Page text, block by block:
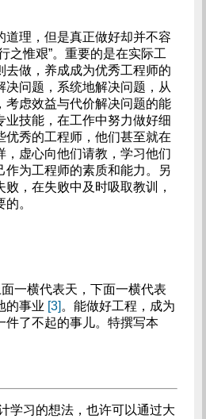
道理，但是真正做好却并不容
之惟艰”。重要的是在实际工
去做，养成成为优秀工程师的
决问题，系统地解决问题，从
考虑效益与代价解决问题的能
业技能，在工作中努力做好细
优秀的工程师，他们甚至就在
，虚心向他们请教，学习他们
作为工程师的素质和能力。另
，在失败中及时吸取教训，
。
一横代表天，下面一横代表
的事业 [3] 。能做好工程，成为
件了不起的事儿。特撰写本
学习的想法，也许可以通过大